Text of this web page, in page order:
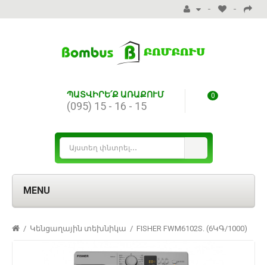
0
ՊԱՏՎԻՐԵ՛Ք ԱՌԱՔՈՒՄ
(095) 15 - 16 - 15
MENU
Կենցաղային տեխնիկա FISHER FWM6102S. (6ԿԳ/1000)